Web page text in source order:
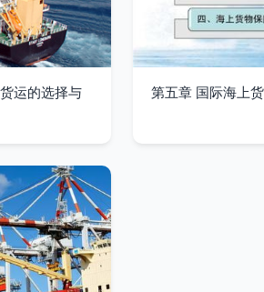
运的选择与
第五章 国际海上